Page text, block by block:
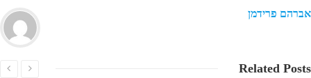
אברהם פרידמן
Related Posts